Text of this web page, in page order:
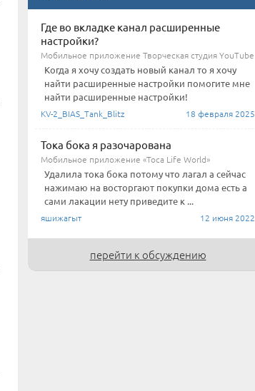
Где во вкладке канал расширенные
настройки?
Мобильное приложение Творческая студия YouTube
Когда я хочу создать новый канал то я хочу
найти расширенные настройки помогите мне
найти расширенные настройки!
KV-2_BIAS_Tank_Blitz 18 февраля 2025
Тока бока я разочарована
Мобильное приложение «Toca Life World»
Удалила тока бока потому что лагал а сейчас
нажимаю на восторгают покупки дома есть а
сами лакации нету приведите к ...
яшижагыт 12 июня 2022
перейти к обсуждению